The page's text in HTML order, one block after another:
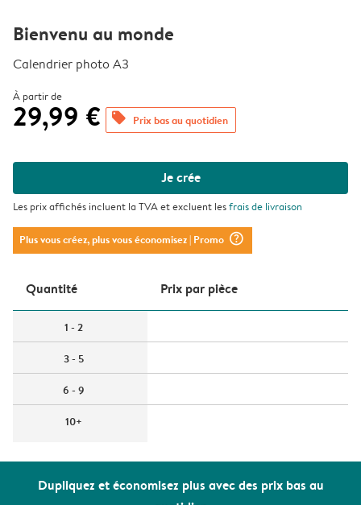
Dupliquez et économisez plus avec des prix bas au
Bienvenu au monde
Calendrier photo A3
À partir de
29,99 € offers Prix bas au quotidien
Je crée
Les prix affichés incluent la TVA et excluent lesfrais de livraison
Plus vous créez, plus vous économisez| Promo question_mark_circle
Quantité Prix ​​par pièce
1 - 2
3 - 5
6 - 9
10+